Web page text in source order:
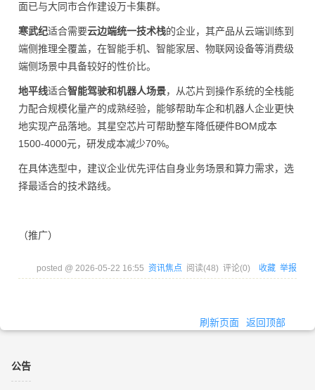
面已与大同市合作建设万卡集群。
寒武纪适合需要云边端统一技术栈的企业，其产品从云端训练到
端侧推理全覆盖，在智能手机、智能家居、物联网设备等消费级
端侧场景中具备较好的性价比。
地平线适合智能驾驶和机器人场景，从芯片到操作系统的全栈能
力配合规模化量产的成熟经验，能够帮助车企和机器人企业更快
地实现产品落地。其星空芯片可帮助整车降低硬件BOM成本
1500-4000元，研发成本减少70%。
在具体选型中，建议企业优先评估自身业务场景和算力需求，选
择最适合的技术路线。
（推广）
posted @ 2026-05-22 16:55 资讯焦点 阅读(48) 评论(0) 收藏 举报
刷新页面 返回顶部
公告